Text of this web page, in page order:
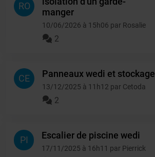
RO
manger
10/06/2026 à 15h06 par Rosalie
2
CE Panneaux wedi et stockage
13/12/2025 à 11h12 par Cetoda
2
PI Escalier de piscine wedi
17/11/2025 à 16h11 par Pierrick